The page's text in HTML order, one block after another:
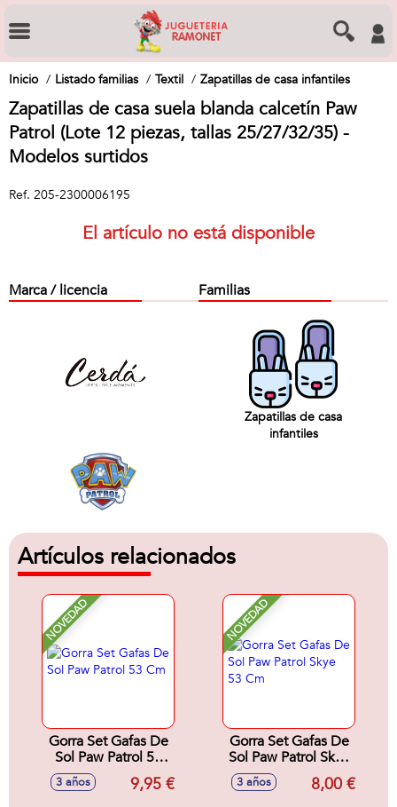
Inicio Listado familias Textil Zapatillas de casa infantiles
Zapatillas de casa suela blanda calcetín Paw
Patrol (Lote 12 piezas, tallas 25/27/32/35) -
Modelos surtidos
Ref. 205-2300006195
El artículo no está disponible
Marca / licencia Familias
Zapatillas de casa
infantiles
Artículos relacionados
NOVEDAD
Gorra Set Gafas De
Sol Paw Patrol 53
3 años 9,95 €
NOVEDAD
Gorra Set Gafas De
Sol Paw Patrol Skye
53 Cm
3 años 8,00 €